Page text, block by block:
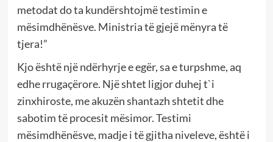
metodat do ta kundërshtojmë testimin e
mësimdhënësve. Ministria të gjejë mënyra të
tjera!”
Kjo është një ndërhyrje e egër, sa e turpshme, aq
edhe rrugaçërore. Një shtet ligjor duhej t`i
zinxhiroste, me akuzën shantazh shtetit dhe
sabotim të procesit mësimor. Testimi
mësimdhënësve, madje i të gjitha niveleve, është i